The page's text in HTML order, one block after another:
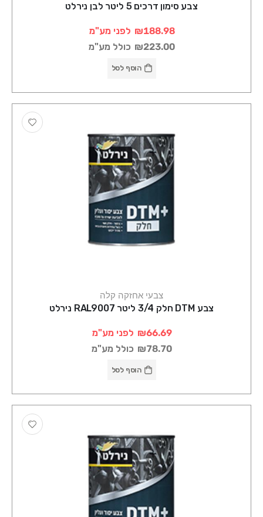
צבע סימון דרכים 5 ליטר לבן נירלט
₪188.98 לפני מע"מ
₪223.00 כולל מע"מ
הוסף לסל
צבעי אחזקה קלה
צבע DTM חלק 3/4 ליטר RAL9007 נירלט
₪66.69 לפני מע"מ
₪78.70 כולל מע"מ
הוסף לסל